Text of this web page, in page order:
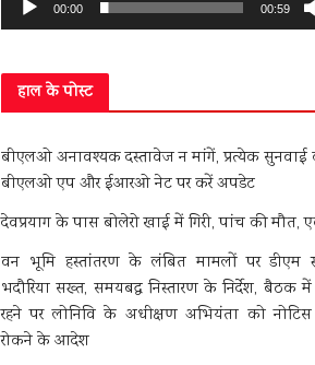
00:00 00:59
हाल के पोस्ट
बीएलओ अनावश्यक दस्तावेज न मांगें, प्रत्येक सुनवाई
बीएलओ एप और ईआरओ नेट पर करें अपडेट
देवप्रयाग के पास बोलेरो खाई में गिरी, पांच की मौत,
वन भूमि हस्तांतरण के लंबित मामलों पर डीएम
भदौरिया सख्त, समयबद्ध निस्तारण के निर्देश, बैठक
रहने पर लोनिवि के अधीक्षण अभियंता को
रोकने के आदेश